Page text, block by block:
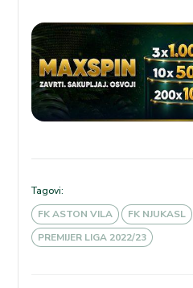
Tagovi:
FK ASTON VILA
FK NJUKASL
PREMIJER LIGA 2022/23